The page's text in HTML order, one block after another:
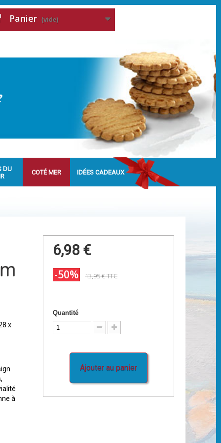
Panier (vide)
DU
COTÉ MER IDÉES CADEAUX
x
à
6,98 €
-50% 13,95 €TTC
Quantité
Ajouter au panier